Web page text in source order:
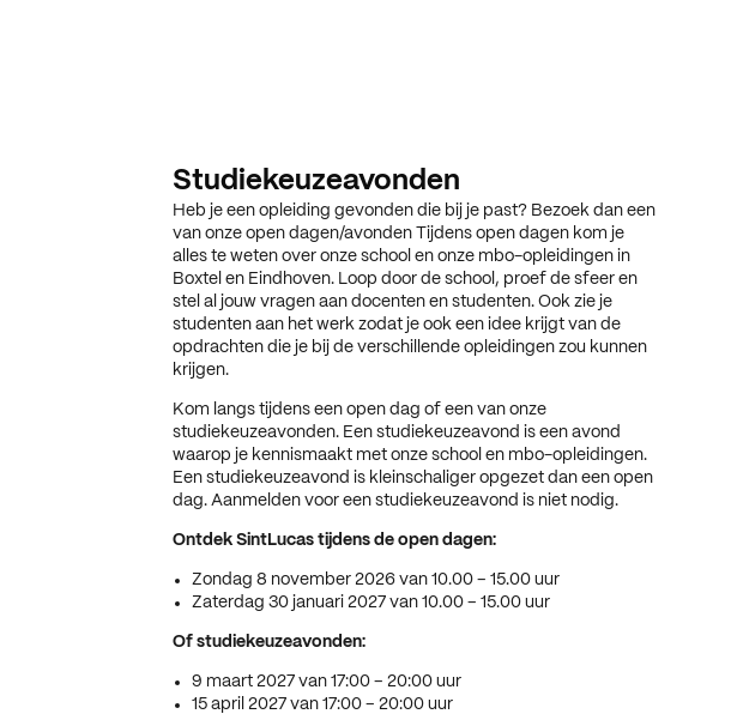
Studiekeuzeavonden
Heb je een opleiding gevonden die bij je past? Bezoek dan een
van onze open dagen/avonden Tijdens open dagen kom je
alles te weten over onze school en onze mbo-opleidingen in
Boxtel en Eindhoven. Loop door de school, proef de sfeer en
stel al jouw vragen aan docenten en studenten. Ook zie je
studenten aan het werk zodat je ook een idee krijgt van de
opdrachten die je bij de verschillende opleidingen zou kunnen
krijgen.
Kom langs tijdens een open dag of een van onze
studiekeuzeavonden. Een studiekeuzeavond is een avond
waarop je kennismaakt met onze school en mbo-opleidingen.
Een studiekeuzeavond is kleinschaliger opgezet dan een open
dag. Aanmelden voor een studiekeuzeavond is niet nodig.
Ontdek SintLucas tijdens de open dagen:
Zondag 8 november 2026 van 10.00 – 15.00 uur
Zaterdag 30 januari 2027 van 10.00 – 15.00 uur
Of studiekeuzeavonden:
9 maart 2027 van 17:00 – 20:00 uur
15 april 2027 van 17:00 – 20:00 uur